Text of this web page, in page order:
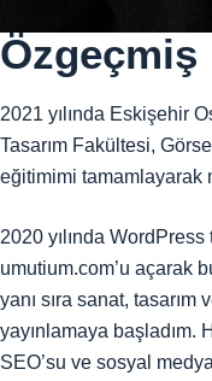
Özgeçmiş
2021 yılında Eskişehir
Tasarım Fakültesi,
eğitimimi tamamlayarak
2020 yılında
umutium.com’u açarak
yanı sıra sanat,
yayınlamaya başladım.
SEO’su ve sosyal